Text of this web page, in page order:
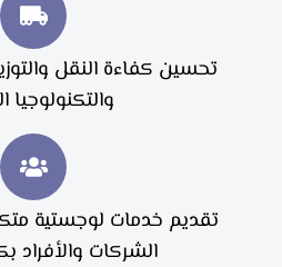
تحسين كفاءة النقل
والتكنولوجيا
تقديم خدمات لوجستية
الشركات والأفراد